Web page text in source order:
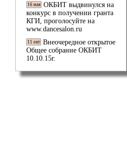
16 мая ОКБИТ выдвинулся на
конкурс в получении гранта
КГИ, проголосуйте на
www.dancesalon.ru
11 окт Внеочередное открытое
Общее собрание ОКБИТ
10.10.15г.